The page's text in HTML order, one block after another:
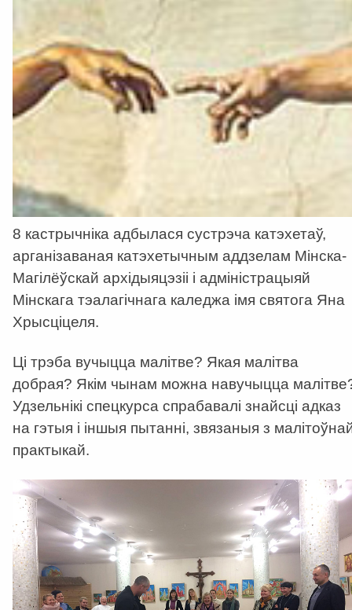
8 кастрычніка адбылася сустрэча катэхетаў,
арганізаваная катэхетычным аддзелам Мінска-
Магілёўскай архідыяцэзіі і адміністрацыяй
Мінскага тэалагічнага каледжа імя святога Яна
Хрысціцеля.
Ці трэба вучыцца малітве? Якая малітва
добрая? Якім чынам можна навучыцца
Удзельнікі спецкурса спрабавалі знайсці адказ
на гэтыя і іншыя пытанні, звязаныя з
практыкай.